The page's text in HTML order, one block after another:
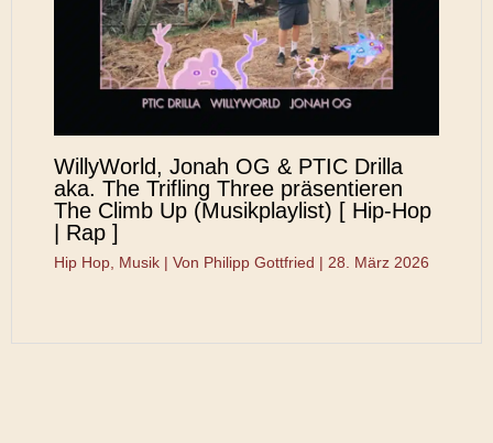
WillyWorld, Jonah OG & PTIC Drilla
aka. The Trifling Three präsentieren
The Climb Up (Musikplaylist) [ Hip-Hop
| Rap ]
Hip Hop Musik | Von Philipp Gottfried | 28. März 2026